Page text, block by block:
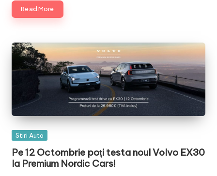
Read More
Posted
Stiri Auto
Pe 12 Octombrie poți testa noul Volvo EX30
la Premium Nordic Cars!